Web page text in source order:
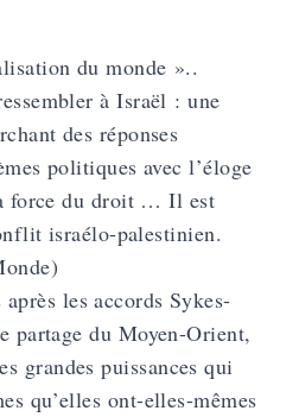
du monde »..
à Israël : une
des réponses
politiques avec l’éloge
force du droit … Il est
israélo-palestinien.
après les accords Sykes-
partage du Moyen-Orient,
grandes puissances qui
qu’elles ont-elles-mêmes